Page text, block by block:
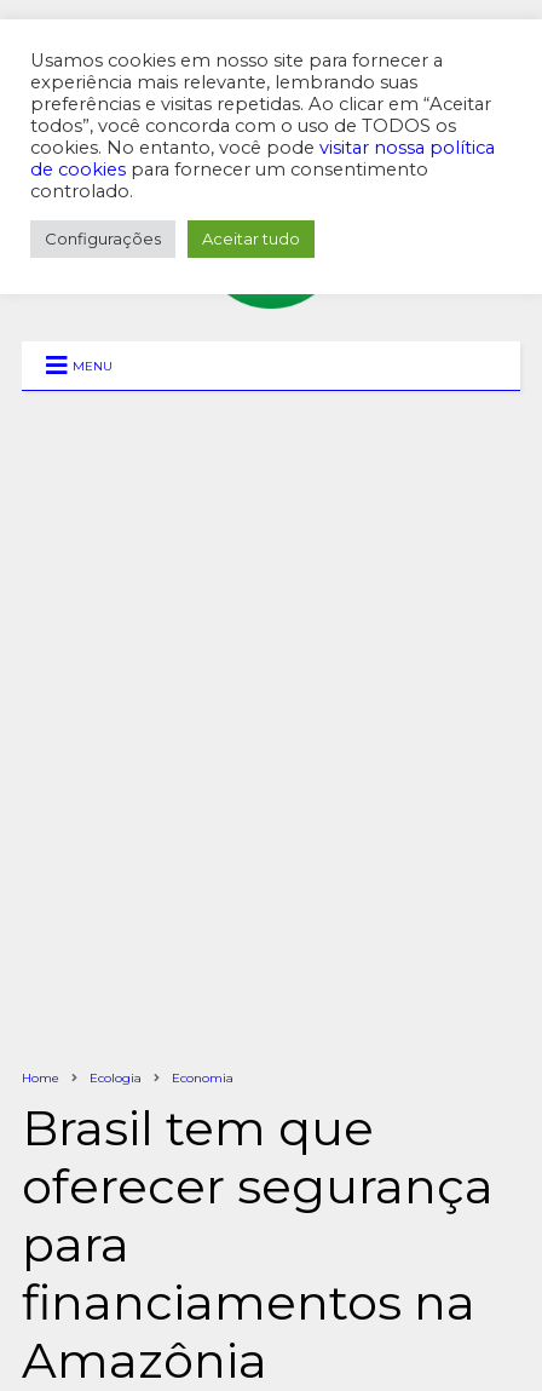
MENU SUPERIOR
MENU
Home Ecologia Economia
Brasil tem que
oferecer segurança
para
financiamentos na
Amazônia
Usamos cookies em nosso site para fornecer a
experiência mais relevante, lembrando suas
preferências e visitas repetidas. Ao clicar em “Aceitar
todos”, você concorda com o uso de TODOS os
cookies. No entanto, você pode visitar nossa política
de cookies para fornecer um consentimento
controlado.
Configurações Aceitar tudo